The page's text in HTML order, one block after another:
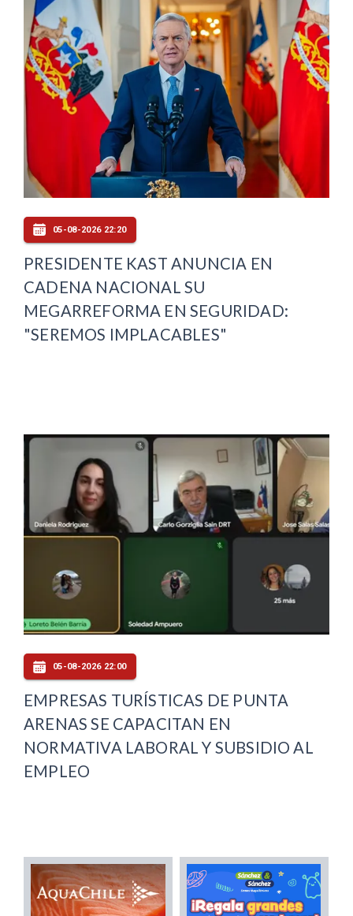
05-08-2026 22:20
PRESIDENTE KAST ANUNCIA EN
CADENA NACIONAL SU
MEGARREFORMA EN SEGURIDAD:
"SEREMOS IMPLACABLES"
05-08-2026 22:00
EMPRESAS TURÍSTICAS DE PUNTA
ARENAS SE CAPACITAN EN
NORMATIVA LABORAL Y SUBSIDIO AL
EMPLEO